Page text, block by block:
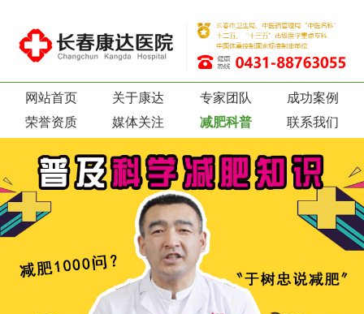
网站首页 关于康达 专家团队
成功案例
荣誉资质
媒体关注 减肥科普 联系我们